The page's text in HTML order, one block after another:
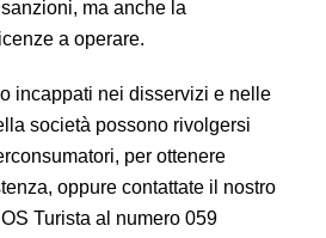
ma anche la
a operare.
incappati nei disservizi e nelle
società possono rivolgersi
per ottenere
oppure contattate il nostro
Turista al numero 059